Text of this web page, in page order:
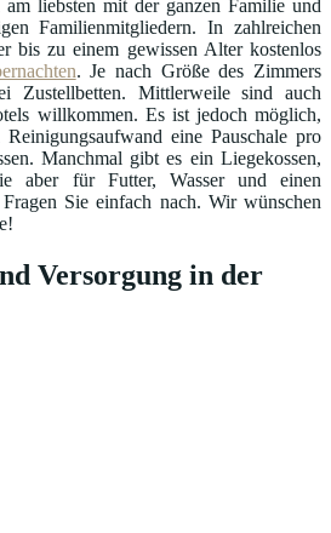
liebsten mit der ganzen Familie und
Familienmitgliedern. In zahlreichen
bis zu einem gewissen Alter kostenlos
. Je nach Größe des Zimmers
Zustellbetten. Mittlerweile sind auch
willkommen. Es ist jedoch möglich,
eine Pauschale pro
Manchmal gibt es ein Liegekossen,
aber für Futter, Wasser und einen
Sie einfach nach. Wir wünschen
Versorgung in der